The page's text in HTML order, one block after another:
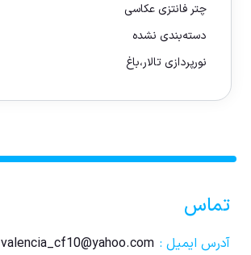
چتر فانتزی عکاسی
دسته‌بندی نشده
نورپردازی تالار،باغ
تماس
آدرس ایمیل : valencia_cf10@yahoo.com